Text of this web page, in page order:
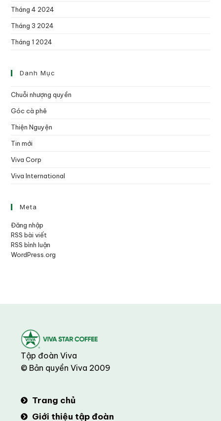
Tháng 4 2024
Tháng 3 2024
Tháng 1 2024
Danh Mục
Chuỗi nhượng quyền
Góc cà phê
Thiện Nguyện
Tin mới
Viva Corp
Viva International
Meta
Đăng nhập
RSS bài viết
RSS bình luận
WordPress.org
Tập đoàn Viva
© Bản quyền Viva 2009
Trang chủ
Giới thiệu tập đoàn